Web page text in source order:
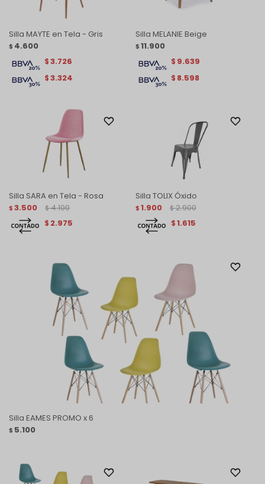
Silla MAYTE en Tela - Gris
$ 4.600
$3.324
$3.726
Silla MELANIE Beige
$ 11.900
$ 8.598
$ 9.639
Silla SARA en Tela - Rosa
$ 3.500 $ 4.100
$ 2.975
Silla TOLIX Óxido
$ 1.900 $ 2.900
$1.615
Silla EAMES PROMO x 6
$ 5.100